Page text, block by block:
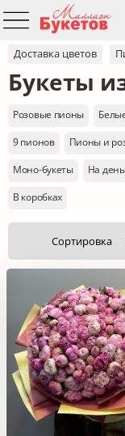
Доставка цветов
Букеты
Розовые пионы
9 пионов
Пионы и
Моно-букеты
На
В коробках
Сортировка